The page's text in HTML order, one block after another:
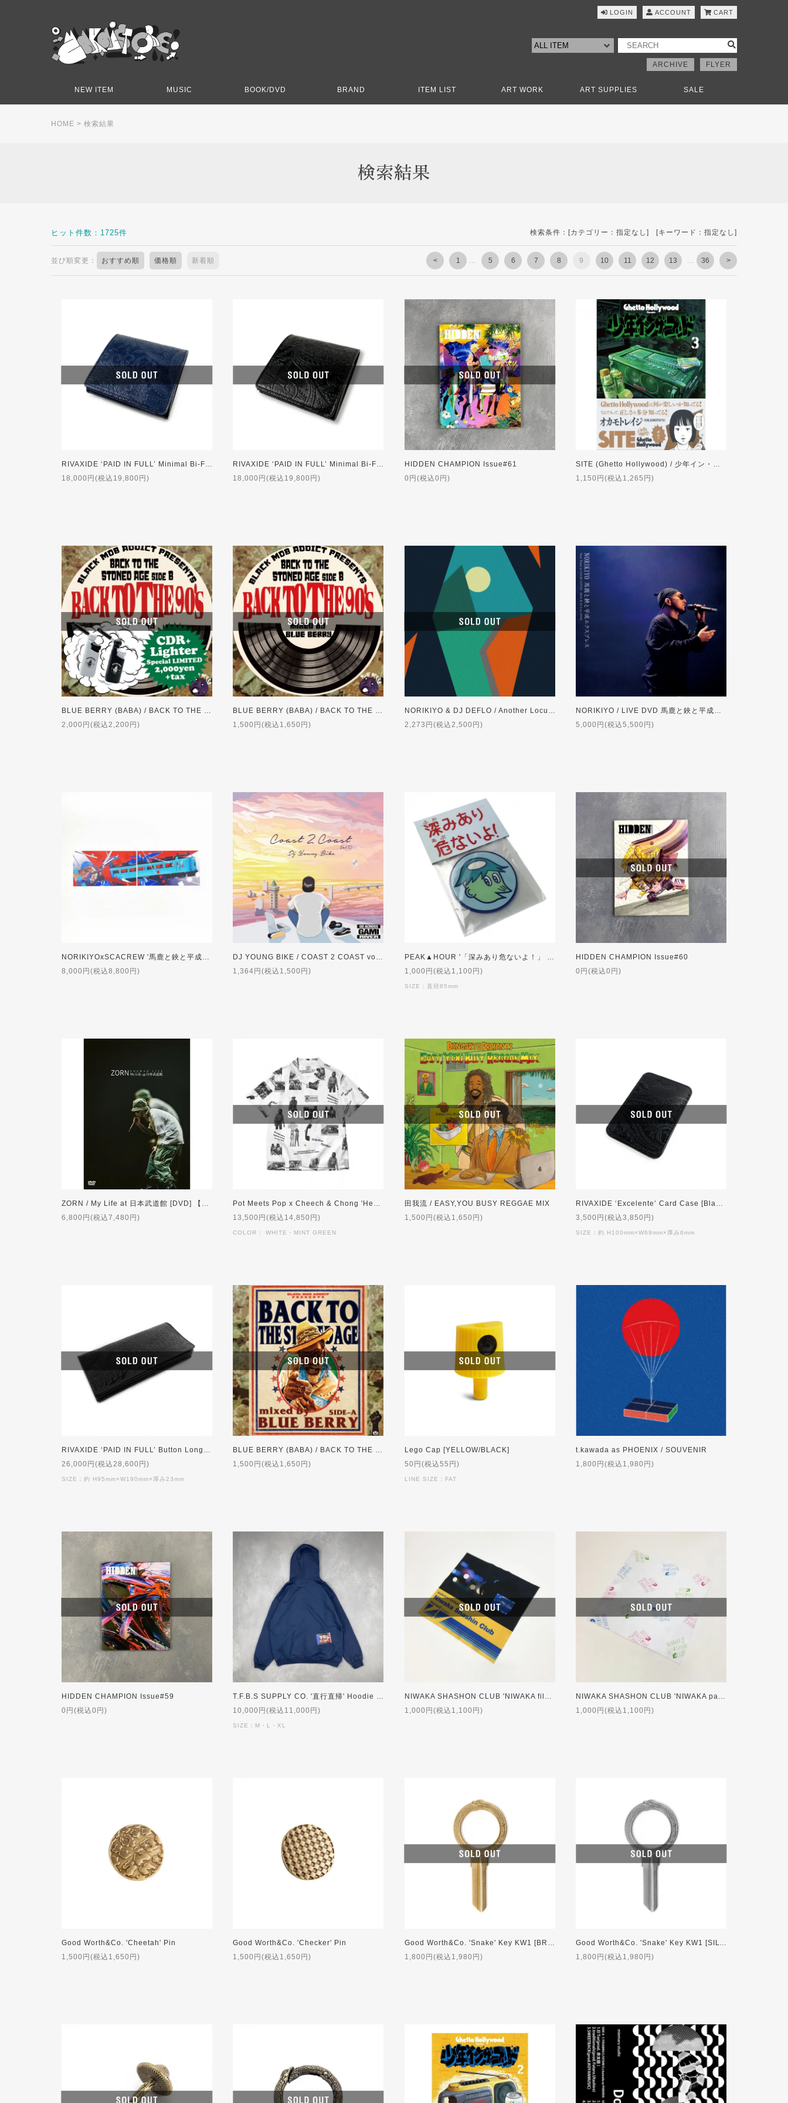
LOGIN ACCOUNT CART
ARCHIVE FLYER
NEW ITEM MUSIC BOOK/DVD BRAND ITEM LIST ART WORK ART SUPPLIES SALE
HOME > 検索結果
検索結果
ヒット件数：1725件 検索条件：[カテゴリー：指定なし] [キーワード：指定なし]
並び順変更： おすすめ順 価格順 新着順 < 1 ... 5 6 7 8 9 10 11 12 13 ... 36 >
RIVAXIDE ‘PAID IN FULL’ Minimal Bi-Fold Wallet [Blue Paisley]
18,000円(税込19,800円)
RIVAXIDE ‘PAID IN FULL’ Minimal Bi-Fold Wallet [Black Paisley]
18,000円(税込19,800円)
HIDDEN CHAMPION Issue#61
0円(税込0円)
SITE (Ghetto Hollywood) / 少年イン・ザ・フッド 3
1,150円(税込1,265円)
BLUE BERRY (BABA) / BACK TO THE STONED AGE side B ライターセット
2,000円(税込2,200円)
BLUE BERRY (BABA) / BACK TO THE STONED AGE side B
1,500円(税込1,650円)
NORIKIYO & DJ DEFLO / Another Locus Vol.2 Mixed by DJ DEFLO【初回特典付】
2,273円(税込2,500円)
NORIKIYO / LIVE DVD 馬鹿と鋏と平成エクスプレス Tour Final [DVD]
5,000円(税込5,500円)
NORIKIYOxSCACREW '馬鹿と鋏と平成エクスプレス' Poster【数量限定】
8,000円(税込8,800円)
DJ YOUNG BIKE / COAST 2 COAST vol.10
1,364円(税込1,500円)
PEAK▲HOUR '「深みあり危ないよ！」 ケイパくん' Rubber Coaster
1,000円(税込1,100円)
SIZE：直径85mm
HIDDEN CHAMPION Issue#60
0円(税込0円)
ZORN / My Life at 日本武道館 [DVD] 【通常盤】
6,800円(税込7,480円)
Pot Meets Pop x Cheech & Chong 'Heavy Responsibility' Aloha Shirt
13,500円(税込14,850円)
COLOR： WHITE・MINT GREEN
田我流 / EASY,YOU BUSY REGGAE MIX
1,500円(税込1,650円)
RIVAXIDE ‘Excelente’ Card Case [Black Paisley]
3,500円(税込3,850円)
SIZE：約 H100mm×W69mm×厚み6mm
RIVAXIDE ‘PAID IN FULL’ Button Long wallet [Black Paisley]
26,000円(税込28,600円)
SIZE：約 H95mm×W190mm×厚み23mm
BLUE BERRY (BABA) / BACK TO THE STONED AGE side-A
1,500円(税込1,650円)
Lego Cap [YELLOW/BLACK]
50円(税込55円)
LINE SIZE：FAT
t.kawada as PHOENIX / SOUVENIR
1,800円(税込1,980円)
HIDDEN CHAMPION Issue#59
0円(税込0円)
T.F.B.S SUPPLY CO. '直行直帰' Hoodie [NAVY]
10,000円(税込11,000円)
SIZE：M・L・XL
NIWAKA SHASHON CLUB 'NIWAKA film' CLOTH
1,000円(税込1,100円)
NIWAKA SHASHON CLUB 'NIWAKA pattern' CLOTH
1,000円(税込1,100円)
Good Worth&Co. 'Cheetah' Pin
1,500円(税込1,650円)
Good Worth&Co. 'Checker' Pin
1,500円(税込1,650円)
Good Worth&Co. 'Snake' Key KW1 [BRASS]
1,800円(税込1,980円)
Good Worth&Co. 'Snake' Key KW1 [SILVER]
1,800円(税込1,980円)